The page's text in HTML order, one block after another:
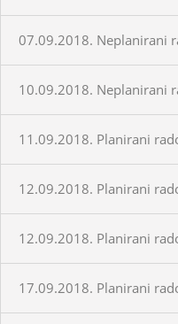
07.09.2018. Neplanirani
10.09.2018. Neplanirani
11.09.2018. Planirani
12.09.2018. Planirani
12.09.2018. Planirani
17.09.2018. Planirani